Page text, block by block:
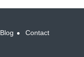
Blog Contact